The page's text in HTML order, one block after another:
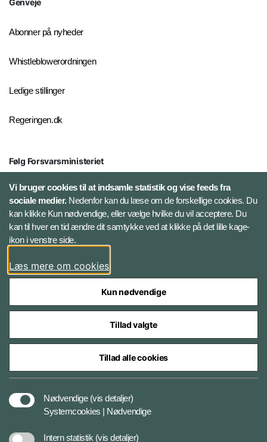
Genveje
Abonner på nyheder
Whistleblowerordningen
Ledige stillinger
Regeringen.dk
Følg Forsvarsministeriet
X
LinkedIn
Instagram
Styrelser og myndigheder under Forsvarsministeriet
Vi bruger cookies til at indsamle statistik og vise feeds fra
sociale medier.Nedenfor kan du læse om de forskellige cookies. Du
kan klikke Kun nødvendige, eller vælge hvilke du vil acceptere. Du
kan til hver en tid ændre dit samtykke ved at klikke på det lille kage-
ikon i venstre side.
Læs mere om cookies
Kun nødvendige
Tillad valgte
Tillad alle cookies
Nødvendige (vis detaljer)
Systemcookies | Nødvendige
Intern statistik (vis detaljer)